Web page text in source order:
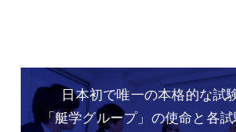
日本初で唯一の本格的な試
「艇学グループ」の使命と各